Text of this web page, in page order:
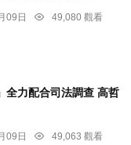
09日
49,080 觀看
全力配合司法調查 高哲
09日
49,063 觀看